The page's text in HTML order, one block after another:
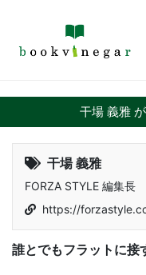
干場 義雅
干場 義雅
FORZA STYLE 編集長
https://
誰とでもフラットに接